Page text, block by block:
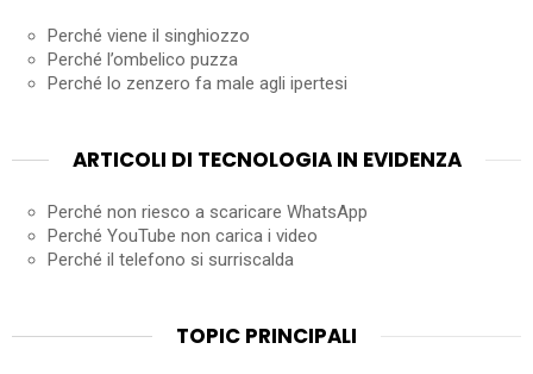
Perché viene il singhiozzo
Perché l’ombelico puzza
Perché lo zenzero fa male agli ipertesi
ARTICOLI DI TECNOLOGIA IN EVIDENZA
Perché non riesco a scaricare WhatsApp
Perché YouTube non carica i video
Perché il telefono si surriscalda
TOPIC PRINCIPALI